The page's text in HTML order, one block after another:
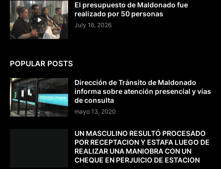
El presupuesto de Maldonado fue
realizado por 50 personas
July 16, 2026
POPULAR POSTS
Dirección de Tránsito de Maldonado
informa sobre atención presencial y vías
de consulta
mayo 13, 2020
UN MASCULINO RESULTÓ PROCESADO
POR RECEPTACION Y ESTAFA LUEGO DE
REALIZAR UNA MANIOBRA CON UN
CHEQUE EN PERJUICIO DE ESTACION